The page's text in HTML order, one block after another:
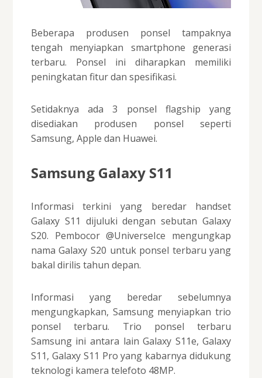
Beberapa produsen ponsel tampaknya
tengah menyiapkan smartphone generasi
terbaru. Ponsel ini diharapkan memiliki
peningkatan fitur dan spesifikasi.
Setidaknya ada 3 ponsel flagship yang
disediakan produsen ponsel seperti
Samsung, Apple dan Huawei.
Samsung Galaxy S11
Informasi terkini yang beredar handset
Galaxy S11 dijuluki dengan sebutan Galaxy
S20. Pembocor @UniverseIce mengungkap
nama Galaxy S20 untuk ponsel terbaru yang
bakal dirilis tahun depan.
Informasi yang beredar sebelumnya
mengungkapkan, Samsung menyiapkan trio
ponsel terbaru. Trio ponsel terbaru
Samsung ini antara lain Galaxy S11e, Galaxy
S11, Galaxy S11 Pro yang kabarnya didukung
teknologi kamera telefoto 48MP.